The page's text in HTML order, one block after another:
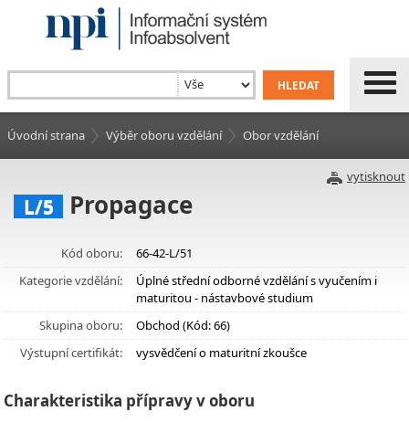
Úvodní strana Výběr oboru vzdělání Obor vzdělání
vytisknout
L/5 Propagace
Kód oboru:
66-42-L/51
Kategorie vzdělání:
Úplné střední odborné vzdělání s vyučením i
maturitou - nástavbové studium
Skupina oboru:
Obchod (Kód: 66)
Výstupní certifikát:
vysvědčení o maturitní zkoušce
Charakteristika přípravy v oboru